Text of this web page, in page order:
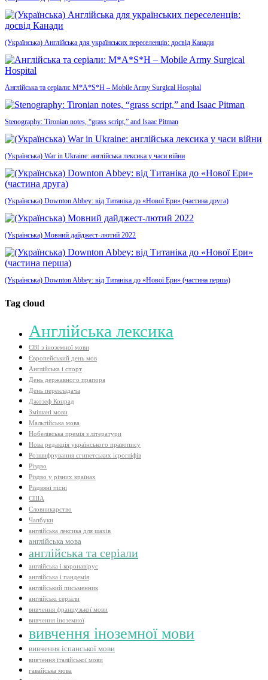
(Українська) Англійська для українських переселенців: досвід Канади
Англійська та серіали: M*A*S*H – Mobile Army Surgical Hospital
Stenography: Tironian notes, “grass script,” and Isaac Pitman
(Українська) War in Ukraine: англійська лексика у часи війни
(Українська) Downton Abbey: від Титаніка до «Нової Ери» (частина друга)
(Українська) Мовний дайджест-лютий 2022
(Українська) Downton Abbey: від Титаніка до «Нової Ери» (частина перша)
Tag cloud
Aнглійська лексика
ЄВІ з іноземної мови
Європейський день мов
Англійська і спорт
День державного прапора
День перекладача
Джозеф Конрад
Змішані мови
Мальтійська мова
Нобелівська премія з літератури
Нова редакція українського правопису
Розшифрування єгипетських ієрогліфів
Різдво
Різдво у різних країнах
Різдвяні пісні
США
Словникарство
Чапбуки
англійська лексика для шахів
англійська мова
англійська та серіали
англійська і коронавірус
англійська і пандемія
англійський письменник
англійські серіали
вивчення французької мови
вивчення іноземної
вивчення іноземної мови
вивчення іспанської мови
вивчення італійської мови
гавайська мова